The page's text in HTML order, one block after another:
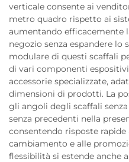
verticale consente ai
metro quadro rispetto ai
aumentando efficacemente
negozio senza espandere lo
modulare di questi scaffali
di vari componenti
accessorie specializzate,
dimensioni di prodotti. La
gli angoli degli scaffali
senza precedenti nella
consentendo risposte
cambiamento e alle
flessibilità si estende anche